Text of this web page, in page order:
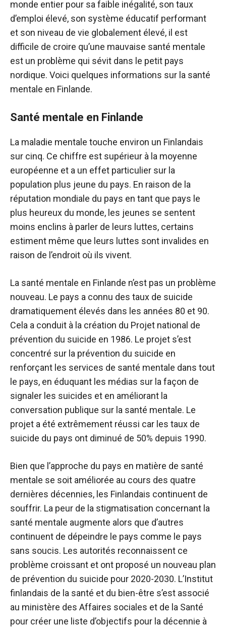
monde entier pour sa faible inégalité, son taux
d’emploi élevé, son système éducatif performant
et son niveau de vie globalement élevé, il est
difficile de croire qu’une mauvaise santé mentale
est un problème qui sévit dans le petit pays
nordique. Voici quelques informations sur la santé
mentale en Finlande.
Santé mentale en Finlande
La maladie mentale touche environ un Finlandais
sur cinq. Ce chiffre est supérieur à la moyenne
européenne et a un effet particulier sur la
population plus jeune du pays. En raison de la
réputation mondiale du pays en tant que pays le
plus heureux du monde, les jeunes se sentent
moins enclins à parler de leurs luttes, certains
estiment même que leurs luttes sont invalides en
raison de l’endroit où ils vivent.
La santé mentale en Finlande n’est pas un problème
nouveau. Le pays a connu des taux de suicide
dramatiquement élevés dans les années 80 et 90.
Cela a conduit à la création du Projet national de
prévention du suicide en 1986. Le projet s’est
concentré sur la prévention du suicide en
renforçant les services de santé mentale dans tout
le pays, en éduquant les médias sur la façon de
signaler les suicides et en améliorant la
conversation publique sur la santé mentale. Le
projet a été extrêmement réussi car les taux de
suicide du pays ont diminué de 50% depuis 1990.
Bien que l’approche du pays en matière de santé
mentale se soit améliorée au cours des quatre
dernières décennies, les Finlandais continuent de
souffrir. La peur de la stigmatisation concernant la
santé mentale augmente alors que d’autres
continuent de dépeindre le pays comme le pays
sans soucis. Les autorités reconnaissent ce
problème croissant et ont proposé un nouveau plan
de prévention du suicide pour 2020-2030. L’Institut
finlandais de la santé et du bien-être s’est associé
au ministère des Affaires sociales et de la Santé
pour créer une liste d’objectifs pour la décennie à